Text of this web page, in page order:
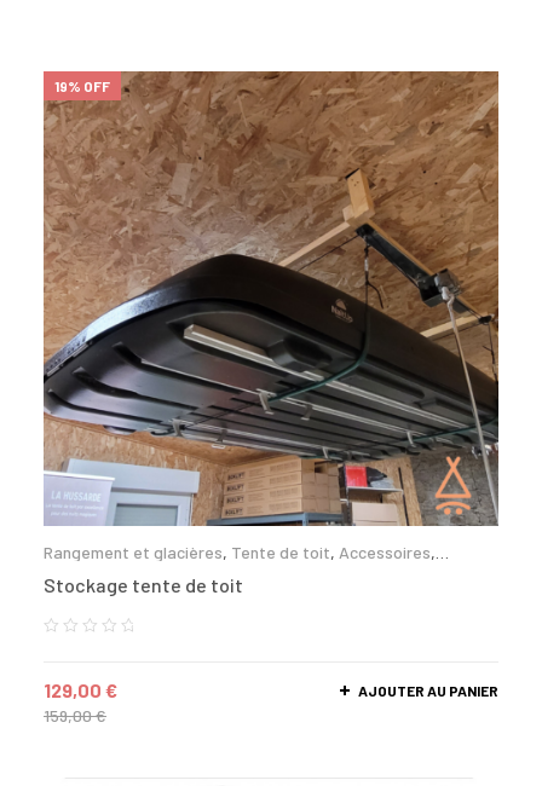
19% OFF
Rangement et glacières, Tente de toit, Accessoires,
Stockage tente de toit
159,00€
129,00 € AJOUTER AU PANIER